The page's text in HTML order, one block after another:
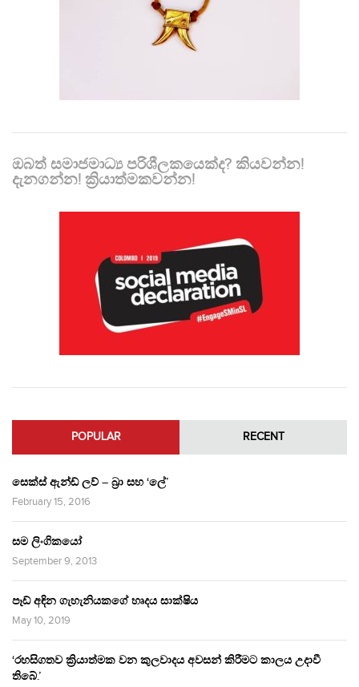
ඔබත් සමාජමාධ්‍ය පරිශීලකයෙක්ද? කියවන්න!
දැනගන්න! ක්‍රියාත්මකවන්න!
POPULAR RECENT
සෙක්ස් ඇන්ඩ් ලව් – බ්‍රා සහ ‘ලේ’
February 15, 2016
සම ලිංගිකයෝ
September 9, 2013
පෑඩ් අඳින ගැහැනියකගේ හෘදය සාක්ෂිය
May 10, 2019
‘රහසිගතව ක්‍රියාත්මක වන කුලවාදය අවසන් කිරීමට කාලය උදාවී
තිබේ.’